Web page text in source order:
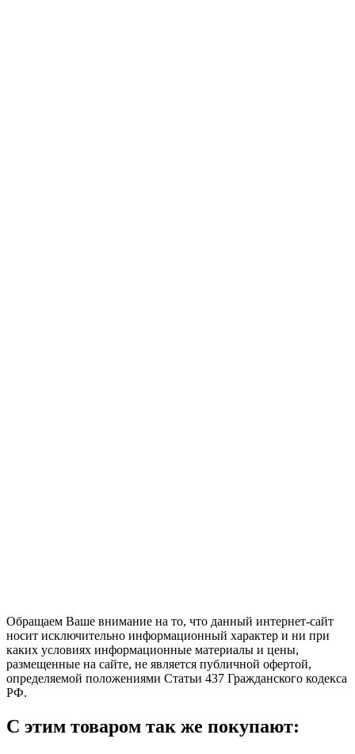
Обращаем Ваше внимание на то, что данный интернет-сайт
носит исключительно информационный характер и ни при
каких условиях информационные материалы и цены,
размещенные на сайте, не является публичной офертой,
определяемой положениями Статьи 437 Гражданского кодекса
РФ.
С этим товаром так же покупают: